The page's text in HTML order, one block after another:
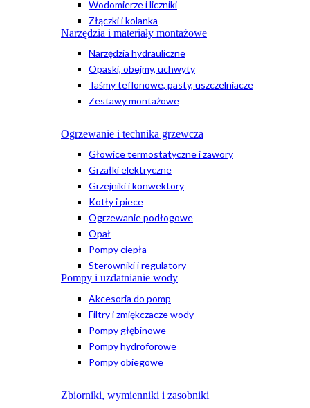
Wodomierze i liczniki
Złączki i kolanka
Narzędzia i materiały montażowe
Narzędzia hydrauliczne
Opaski, obejmy, uchwyty
Taśmy teflonowe, pasty, uszczelniacze
Zestawy montażowe
Ogrzewanie i technika grzewcza
Głowice termostatyczne i zawory
Grzałki elektryczne
Grzejniki i konwektory
Kotły i piece
Ogrzewanie podłogowe
Opał
Pompy ciepła
Sterowniki i regulatory
Pompy i uzdatnianie wody
Akcesoria do pomp
Filtry i zmiękczacze wody
Pompy głębinowe
Pompy hydroforowe
Pompy obiegowe
Zbiorniki, wymienniki i zasobniki